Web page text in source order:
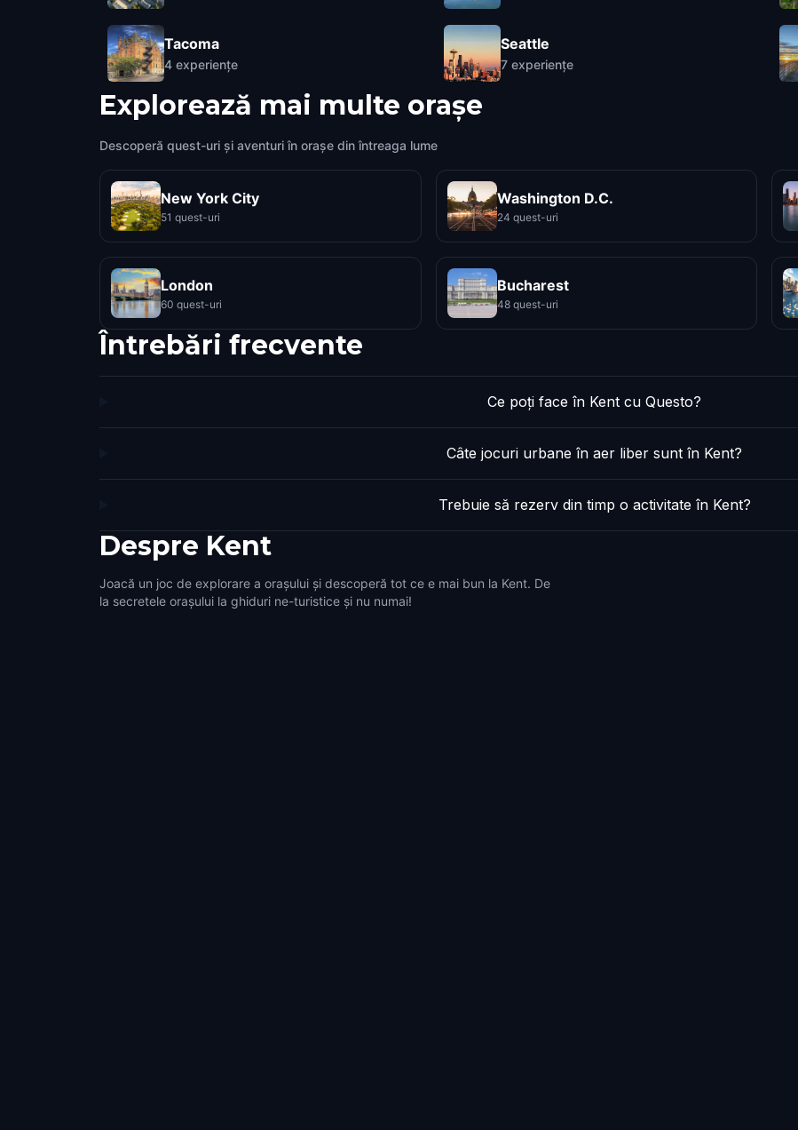
Tacoma
4 experiențe
Seattle
7 experiențe
Explorează mai multe orașe
Descoperă quest-uri și aventuri în orașe din întreaga lume
New York City
51 quest-uri
Washington D.C.
24 quest-uri
London
60 quest-uri
Bucharest
48 quest-uri
Întrebări frecvente
Ce poți face în Kent cu Questo?
Câte jocuri urbane în aer liber sunt în Kent?
Trebuie să rezerv din timp o activitate în Kent?
Despre Kent
Joacă un joc de explorare a orașului și descoperă tot ce e mai bun la Kent. De
la secretele orașului la ghiduri ne-turistice și nu numai!